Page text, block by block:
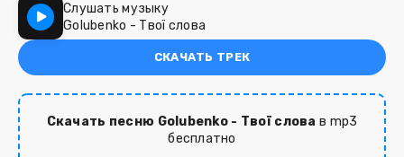
Слушать музыку
Golubenko - Твої слова
СКАЧАТЬ ТРЕК
Скачать песню Golubenko - Твої слова в mp3
бесплатно